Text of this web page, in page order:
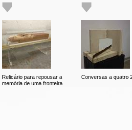
Relicário para repousar a
memória de uma fronteira
Conversas a quatro